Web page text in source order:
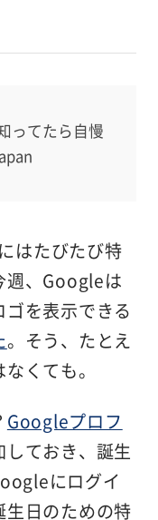
ってたら自慢
はたびたび特
週、Googleは
を表示できる
。そう、たとえ
くても。
Googleプロフ
ておき、誕生
にログイ
生日のための特